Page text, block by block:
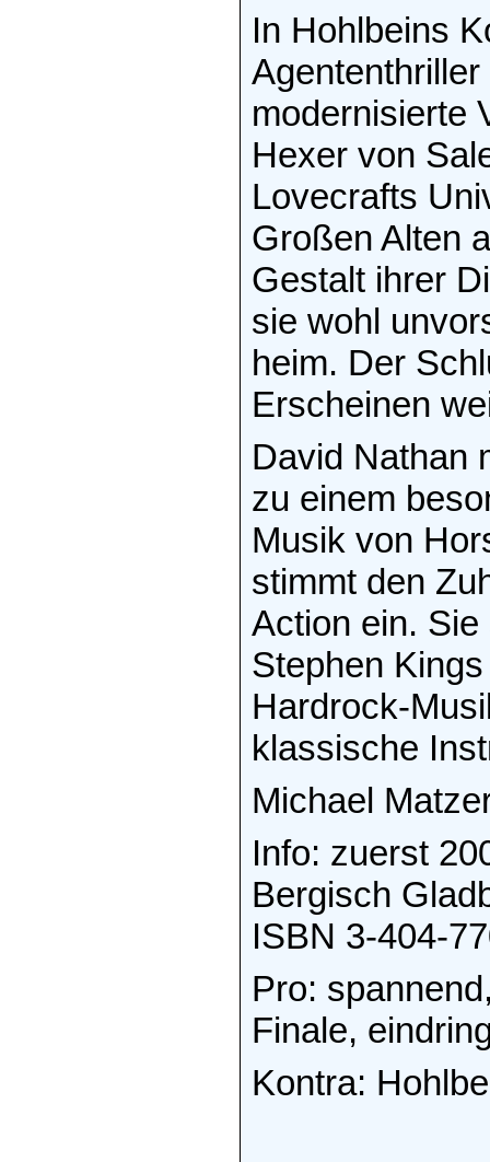
In Hohlbeins
modernisierte
Hexer von
Lovecrafts
Großen Alten
Gestalt ihrer
sie wohl
heim. Der
Erscheinen
David Nathan
zu einem
Musik von
stimmt den
Action ein. Sie
Stephen
Hardrock-
klassische
Michael
Info: zuerst
Bergisch
ISBN 3-404-
Pro:
Finale,
Kontra: